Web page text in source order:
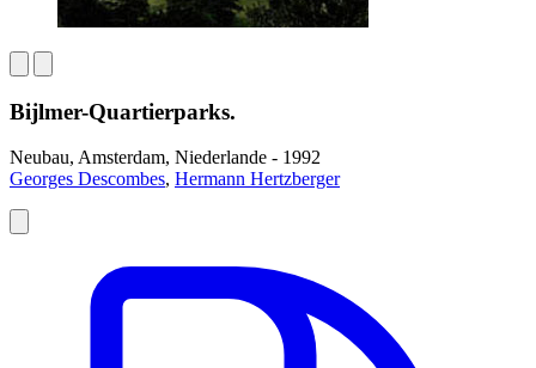
Bijlmer-Quartierparks.
Neubau, Amsterdam, Niederlande - 1992
Georges Descombes, Hermann Hertzberger